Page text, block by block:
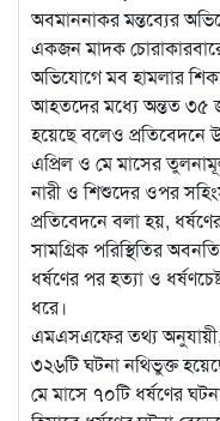
অবমাননাকর মন্তব্যের
একজন মাদক
অভিযোগে মব হামলার
আহতদের মধ্যে অন্তত ৩৫
হয়েছে বলেও প্রতিবেদনে
এপ্রিল ও মে মাসের
নারী ও শিশুদের ওপর
প্রতিবেদনে বলা হয়,
সামগ্রিক পরিস্থিতির
ধর্ষণের পর হত্যা ও
ধরে।
এমএসএফের তথ্য অনুযায়ী,
৩২৬টি ঘটনা নথিভুক্ত
মে মাসে ৭০টি ধর্ষণের